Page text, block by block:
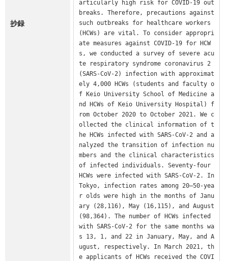
抄録
articularly high risk for COVID-19 out
breaks. Therefore, precautions against
such outbreaks for healthcare workers
(HCWs) are vital. To consider appropri
ate measures against COVID-19 for HCW
s, we conducted a survey of severe acu
te respiratory syndrome coronavirus 2
(SARS-CoV-2) infection with approximat
ely 4,000 HCWs (students and faculty o
f Keio University School of Medicine a
nd HCWs of Keio University Hospital) f
rom October 2020 to October 2021. We c
ollected the clinical information of t
he HCWs infected with SARS-CoV-2 and a
nalyzed the transition of infection nu
mbers and the clinical characteristics
of infected individuals. Seventy-four
HCWs were infected with SARS-CoV-2. In
Tokyo, infection rates among 20–50-yea
r olds were high in the months of Janu
ary (28,116), May (16,115), and August
(98,364). The number of HCWs infected
with SARS-CoV-2 for the same months wa
s 13, 1, and 22 in January, May, and A
ugust, respectively. In March 2021, th
e applicants of HCWs received the COVI